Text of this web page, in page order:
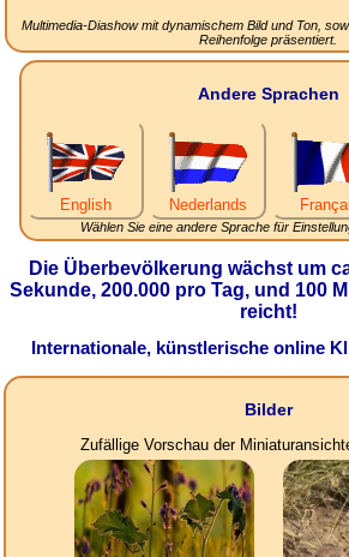
Multimedia-Diashow mit dynamischem Bild und Ton,
Reihenfolge präsentiert.
Andere Sprachen
English Nederlands
Wählen Sie eine andere Sprache für
Die Überbevölkerung wächst um
Sekunde, 200.000 pro Tag, und 100
reicht!
Internationale, künstlerische online
Bilder
Zufällige Vorschau der